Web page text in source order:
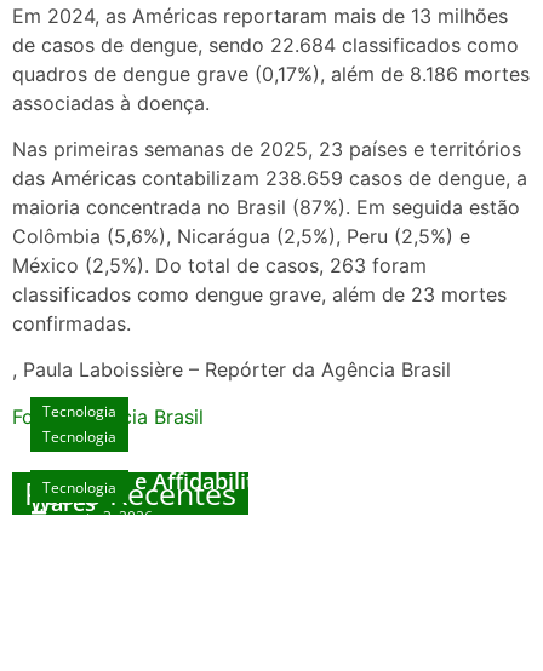
Em 2024, as Américas reportaram mais de 13 milhões
de casos de dengue, sendo 22.684 classificados como
quadros de dengue grave (0,17%), além de 8.186 mortes
associadas à doença.
Nas primeiras semanas de 2025, 23 países e territórios
das Américas contabilizam 238.659 casos de dengue, a
maioria concentrada no Brasil (87%). Em seguida estão
Colômbia (5,6%), Nicarágua (2,5%), Peru (2,5%) e
México (2,5%). Do total de casos, 263 foram
classificados como dengue grave, além de 23 mortes
confirmadas.
, Paula Laboissière – Repórter da Agência Brasil
Fonte: Agencia Brasil
Posts Recentes
Tecnologia
Unlock Exclusive Rewards at The Big Dog
House
agosto 3, 2026
Tecnologia
Sicurezza e Affidabilità di Mr Nulls Wicked
Wares
Tecnologia
Tecnologia